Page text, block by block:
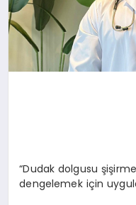
“Dudak dolgusu
dengelemek için